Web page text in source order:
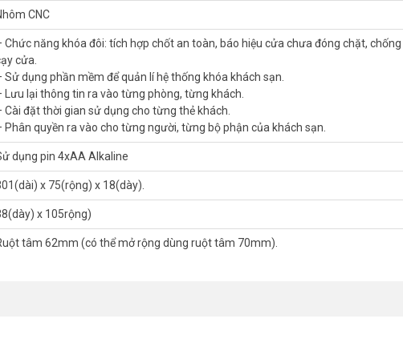
trường hợp khẩn cấp.
bất kể lúc nào.
năng bảo mật hơn. Bạn có thể tham khảo giá bán ưu đãi và bảo hành 24 tháng
CNC
Chức năng khóa đôi: tích hợp chốt an toàn, báo hiệu cửa chưa đóng chặt, chống
cửa.
Sử dụng phần mềm để quản lí hệ thống khóa khách sạn.
Lưu lại thông tin ra vào từng phòng, từng khách.
Cài đặt thời gian sử dụng cho từng thẻ khách.
Phân quyền ra vào cho từng người, từng bộ phận của khách sạn.
dụng pin 4xAA Alkaline
x 75(rộng) x 18(dày).
x 105rộng)
tâm 62mm (có thể mở rộng dùng ruột tâm 70mm).